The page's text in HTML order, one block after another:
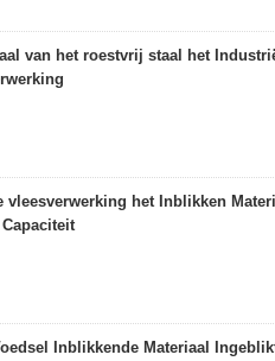
van het roestvrij staal het
vleesverwerking het Inblikken
Inblikkende Materiaal